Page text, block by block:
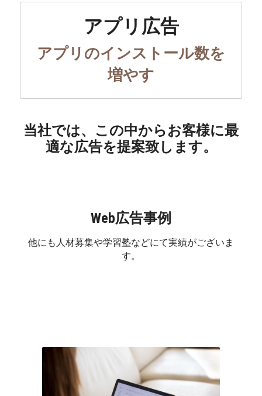
アプリ広告
アプリのインストール数を
増やす
当社では、この中からお客様に最
適な広告を提案致します。
Web広告事例
他にも人材募集や学習塾などにて実績がございま
す。